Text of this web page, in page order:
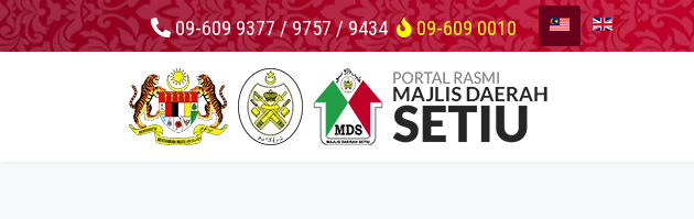
09-609 9377 / 9757 / 9434 09-609 0010